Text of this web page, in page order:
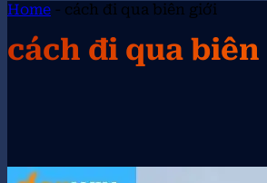
Home - cách đi qua biên giới
cách đi qua